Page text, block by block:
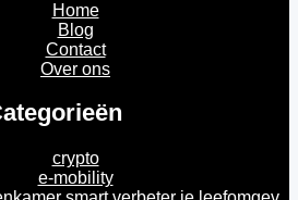
Home
Blog
Contact
Over ons
crypto
e-mobility